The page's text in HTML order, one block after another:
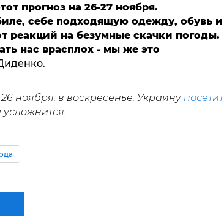
прогноз на 26-27 ноября.
себе подходящую одежду, обувь и
реакций на безумные скачки погоды.
нас врасплох - мы же это
ноября, в воскресенье, Украину посетит
усложнится.